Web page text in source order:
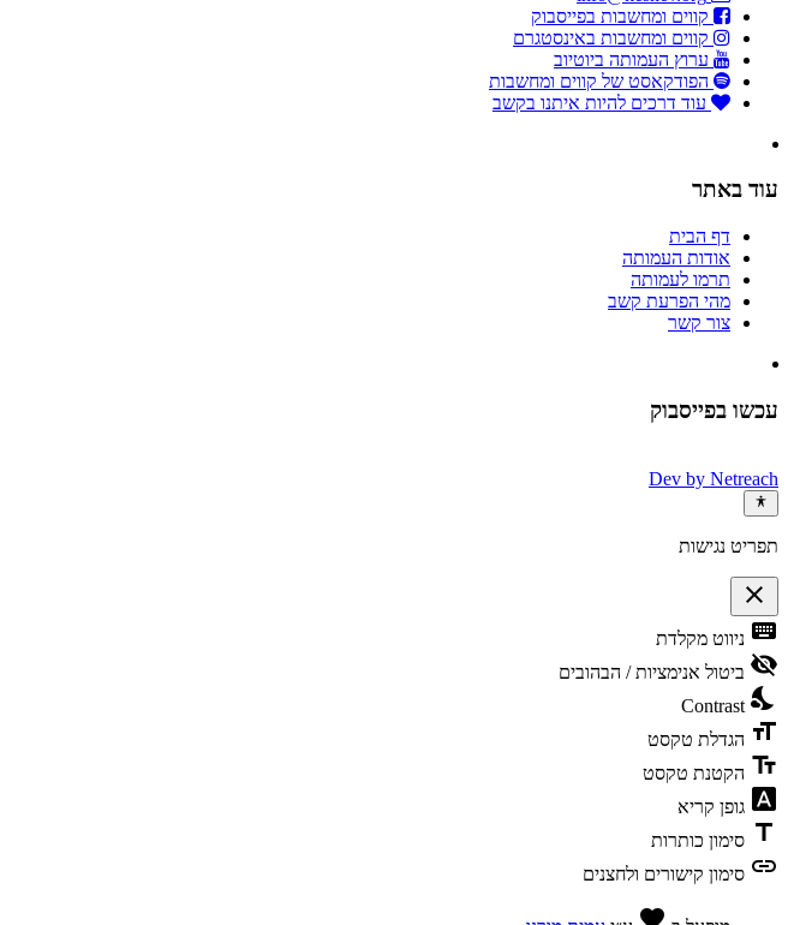
קווים ומחשבות בפייסבוק
קווים ומחשבות באינסטגרם
ערוץ העמותה ביוטיוב
הפודקאסט של קווים ומחשבות
עוד דרכים להיות איתנו בקשב
עוד באתר
דף הבית
אודות העמותה
תרמו לעמותה
מהי הפרעת קשב
צור קשר
עכשו בפייסבוק
Dev by Netreach
תפריט נגישות
close
פתיחה
וסגירה
של
תפריט
הנגישות
keyboard ניווט מקלדת
visibility_off ביטול אנימציות / הבהובים
nights_stay
Contrast
format_size הגדלת טקסט
text_fields הקטנת טקסט
font_download גופן קריא
title סימון כותרות
link סימון קישורים ולחצנים
favorite